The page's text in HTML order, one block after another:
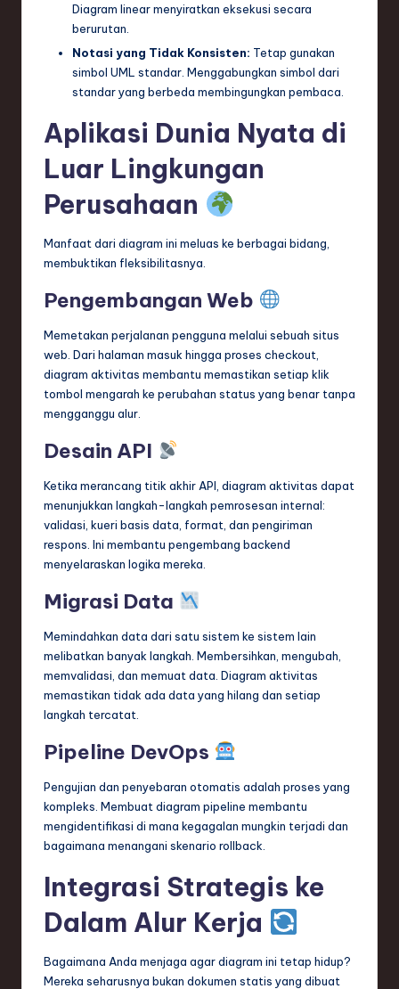
Diagram linear menyiratkan eksekusi secara
berurutan.
Notasi yang Tidak Konsisten: Tetap gunakan
simbol UML standar. Menggabungkan simbol dari
standar yang berbeda membingungkan pembaca.
Aplikasi Dunia Nyata di
Luar Lingkungan
Perusahaan
Manfaat dari diagram ini meluas ke berbagai bidang,
membuktikan fleksibilitasnya.
Pengembangan Web
Memetakan perjalanan pengguna melalui sebuah situs
web. Dari halaman masuk hingga proses checkout,
diagram aktivitas membantu memastikan setiap klik
tombol mengarah ke perubahan status yang benar tanpa
mengganggu alur.
Desain API
Ketika merancang titik akhir API, diagram aktivitas dapat
menunjukkan langkah-langkah pemrosesan internal:
validasi, kueri basis data, format, dan pengiriman
respons. Ini membantu pengembang backend
menyelaraskan logika mereka.
Migrasi Data
Memindahkan data dari satu sistem ke sistem lain
melibatkan banyak langkah. Membersihkan, mengubah,
memvalidasi, dan memuat data. Diagram aktivitas
memastikan tidak ada data yang hilang dan setiap
langkah tercatat.
Pipeline DevOps
Pengujian dan penyebaran otomatis adalah proses yang
kompleks. Membuat diagram pipeline membantu
mengidentifikasi di mana kegagalan mungkin terjadi dan
bagaimana menangani skenario rollback.
Integrasi Strategis ke
Dalam Alur Kerja
Bagaimana Anda menjaga agar diagram ini tetap hidup?
Mereka seharusnya bukan dokumen statis yang dibuat